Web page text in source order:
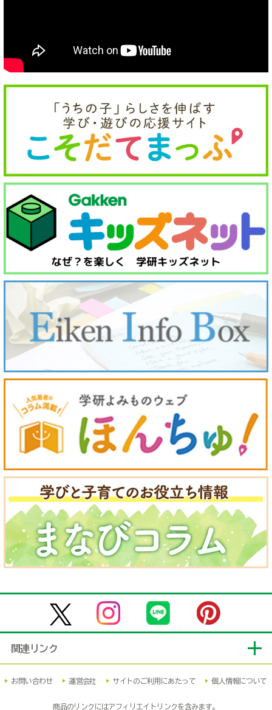
関連リンク
お問い合わせ 運営会社 サイトのご利用にあたって 個人情報について
商品のリンクにはアフィリエイトリンクを含みます。